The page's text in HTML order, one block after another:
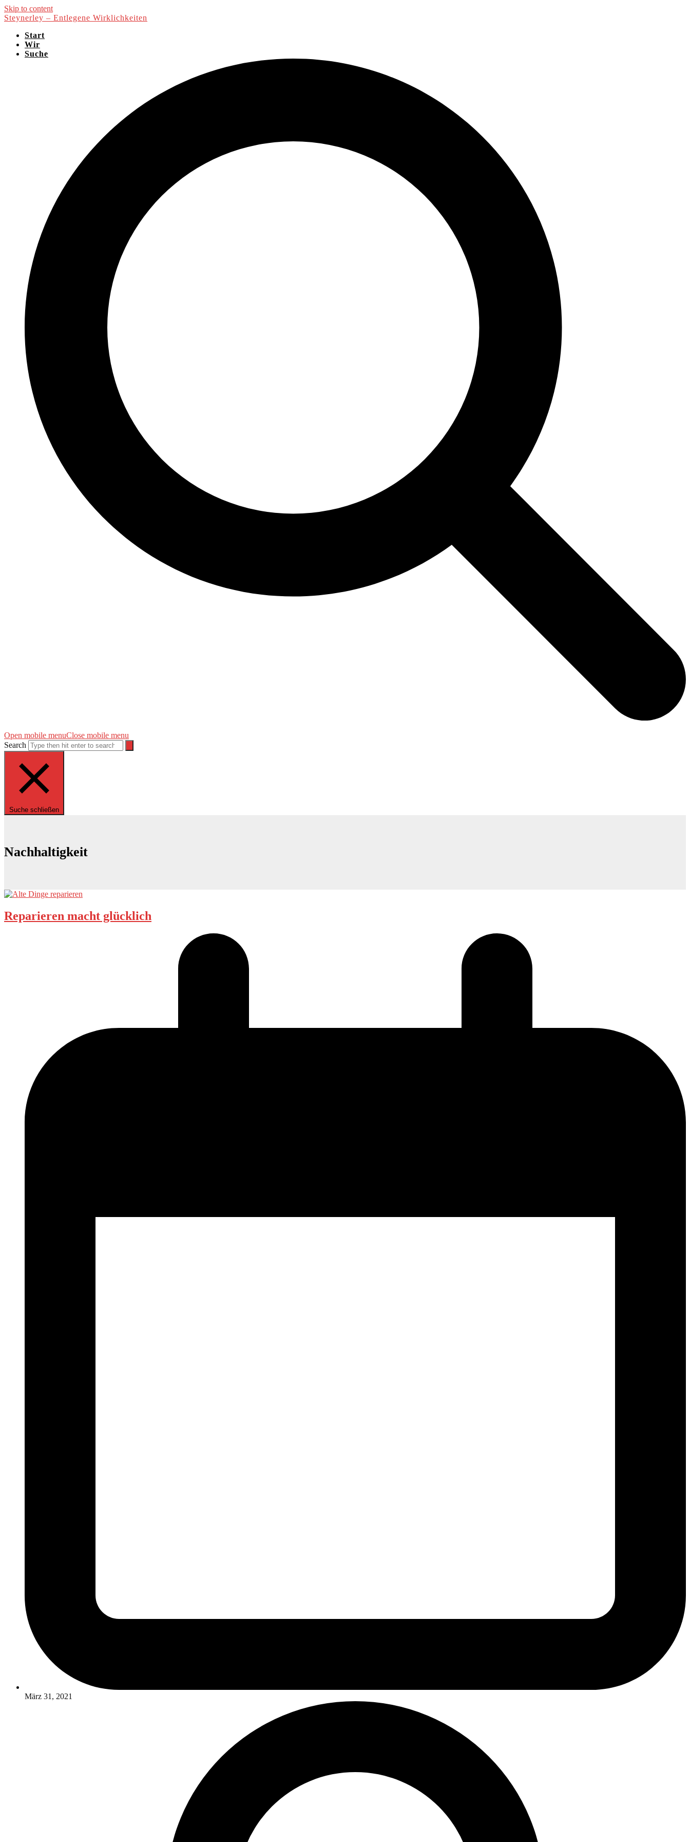
Skip to content
Steynerley – Entlegene Wirklichkeiten
Start
Wir
Suche
Open mobile menuClose mobile menu
Search
Suche schließen
Nachhaltigkeit
Reparieren macht glücklich
März 31, 2021